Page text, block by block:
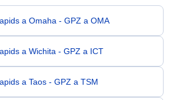
a Omaha - GPZ a OMA
a Wichita - GPZ a ICT
a Taos - GPZ a TSM